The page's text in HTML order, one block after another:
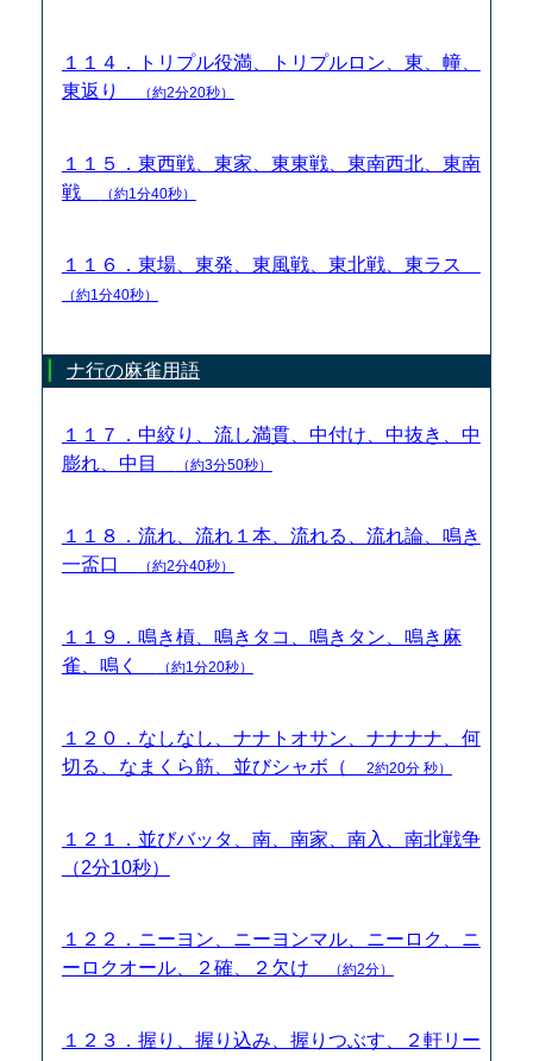
１１４．トリプル役満、トリプルロン、東、幢、
東返り
（約2分20秒）
１１５．東西戦、東家、東東戦、東南西北、東南
戦
（約1分40秒）
１１６．東場、東発、東風戦、東北戦、東ラス
（約1分40秒）
ナ行の麻雀用語
１１７．中絞り、流し満貫、中付け、中抜き、中
膨れ、中目
（約3分50秒）
１１８．流れ、流れ１本、流れる、流れ論、鳴き
一盃口
（約2分40秒）
１１９．鳴き槓、鳴きタコ、鳴きタン、鳴き麻
雀、鳴く
（約1分20秒）
１２０．なしなし、ナナトオサン、ナナナナ、何
切る、なまくら筋、並びシャボ（
2約20分 秒）
１２１．並びバッタ、南、南家、南入、南北戦争
（2分10秒）
１２２．ニーヨン、ニーヨンマル、ニーロク、ニ
ーロクオール、２確、２欠け
（約2分）
１２３．握り、握り込み、握りつぶす、２軒リー